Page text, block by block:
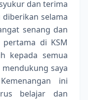
dan terima
selama
senang dan
di KSM
kepada semua
saya
ini
belajar dan